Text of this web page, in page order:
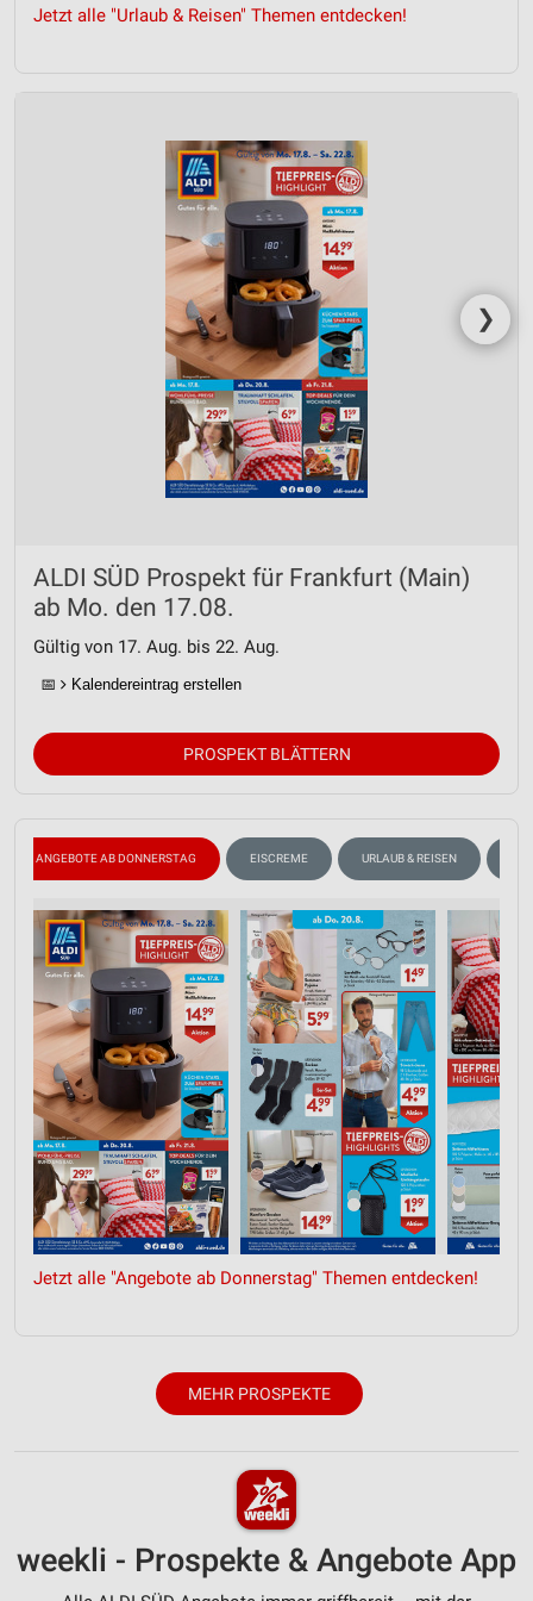
Jetzt alle "Urlaub & Reisen" Themen entdecken!
❯
ALDI SÜD Prospekt für Frankfurt (Main)
ab Mo. den 17.08.
Gültig von 17. Aug. bis 22. Aug.
📅 Kalendereintrag erstellen
PROSPEKT BLÄTTERN
ANGEBOTE AB DONNERSTAG EISCREME URLAUB & REISEN
Jetzt alle "Angebote ab Donnerstag" Themen entdecken!
MEHR PROSPEKTE
weekli - Prospekte & Angebote App